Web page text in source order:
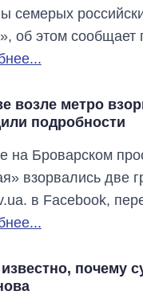
семерых
об этом сообщает
возле метро
подробности
на Броварском
взорвались две
в Facebook,
почему